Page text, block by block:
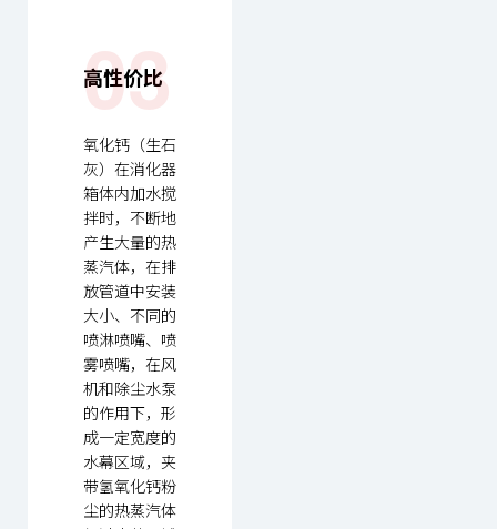
03
高性价比
氧化钙（生石
灰）在消化器
箱体内加水搅
拌时，不断地
产生大量的热
蒸汽体，在排
放管道中安装
大小、不同的
喷淋喷嘴、喷
雾喷嘴，在风
机和除尘水泵
的作用下，形
成一定宽度的
水幕区域，夹
带氢氧化钙粉
尘的热蒸汽体